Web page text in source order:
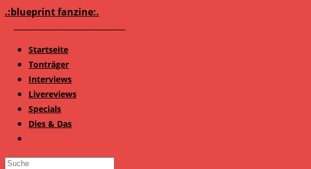
Zum
.:blueprint fanzine:.
Startseite
Tonträger
Interviews
Livereviews
Specials
Dies & Das
Search